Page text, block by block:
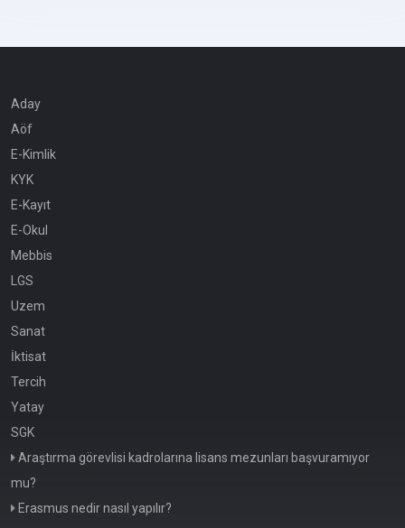
Aday
Aöf
E-Kimlik
KYK
E-Kayıt
E-Okul
Mebbis
LGS
Uzem
Sanat
İktisat
Tercih
Yatay
SGK
Araştırma görevlisi kadrolarına lisans mezunları başvuramıyor
mu?
Erasmus nedir nasıl yapılır?